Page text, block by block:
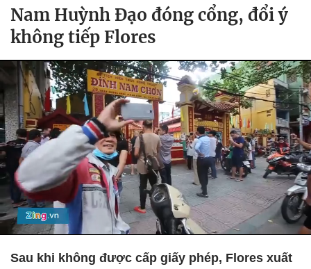
Nam Huỳnh Đạo đóng cổng, đổi ý
không tiếp Flores
Sau khi không được cấp giấy phép, Flores xuất